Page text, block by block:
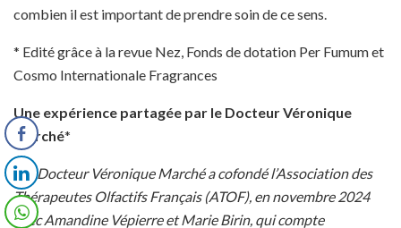
combien il est important de prendre soin de ce sens.
* Edité grâce à la revue Nez, Fonds de dotation Per Fumum et
Cosmo Internationale Fragrances
Une expérience partagée par le Docteur Véronique
Marché*
*Le Docteur Véronique Marché a cofondé l’Association des
Thérapeutes Olfactifs Français (ATOF), en novembre 2024
avec Amandine Vépierre et Marie Birin, qui compte